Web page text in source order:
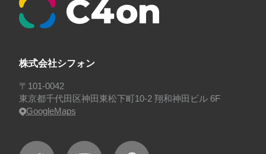
プロジェクト・サービス
#行事
株式会社シフォン
〒101-0042
東京都千代田区神田東松下町10-2 翔和神田ビル 6F
GoogleMaps